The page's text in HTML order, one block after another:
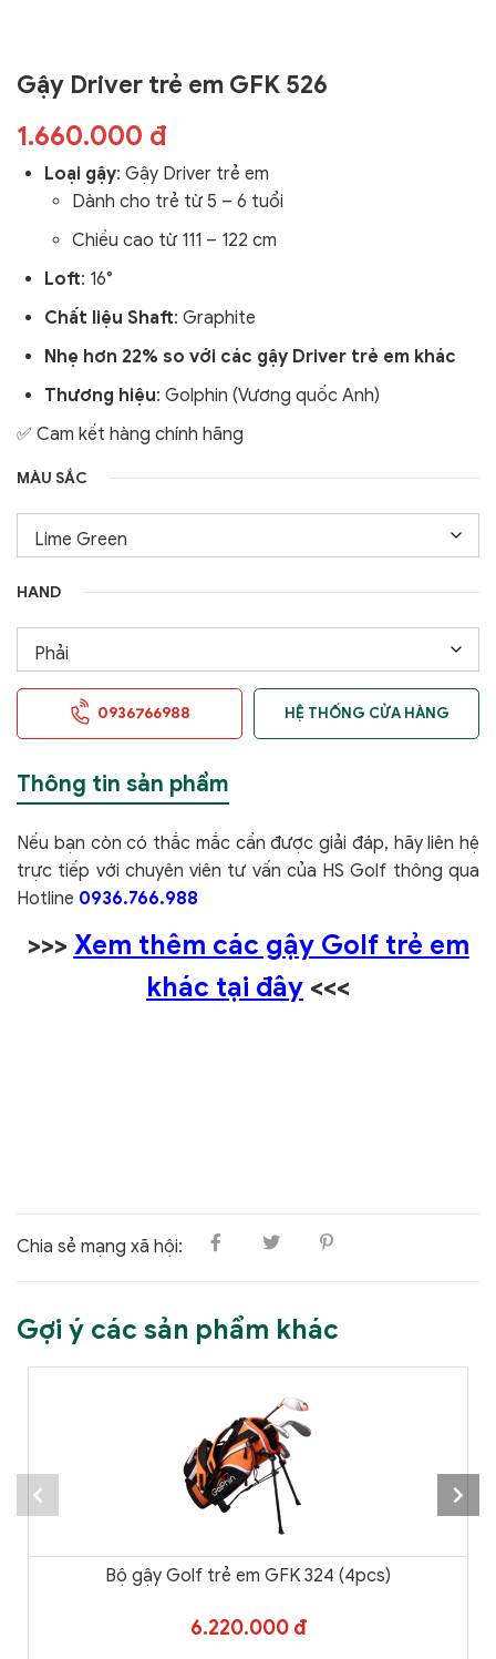
Gậy Driver trẻ em GFK 526
1.660.000 đ
Loại gậy: Gậy Driver trẻ em
Dành cho trẻ từ 5 – 6 tuổi
Chiều cao từ 111 – 122 cm
Loft: 16°
Chất liệu Shaft: Graphite
Nhẹ hơn 22% so với các gậy Driver trẻ em khác
Thương hiệu: Golphin (Vương quốc Anh)
✅ Cam kết hàng chính hãng
MÀU SẮC
HAND
0936766988 HỆ THỐNG CỬA HÀNG
Thông tin sản phẩm
Nếu bạn còn có thắc mắc cần được giải đáp, hãy liên hệ
trực tiếp với chuyên viên tư vấn của HS Golf thông qua
Hotline 0936.766.988
>>> Xem thêm các gậy Golf trẻ em
khác tại đây <<<
Chia sẻ mạng xã hội:
Gợi ý các sản phẩm khác
Bộ gậy Golf trẻ em GFK 324 (4pcs)
6.220.000 đ